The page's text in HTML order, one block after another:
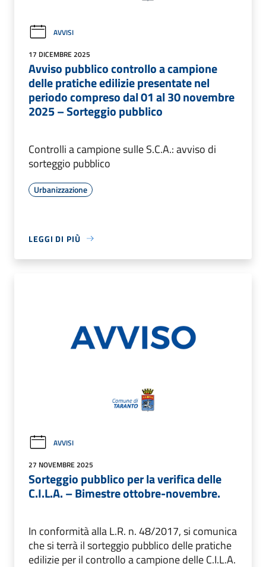
AVVISI
17 DICEMBRE 2025
Avviso pubblico controllo a campione
delle pratiche edilizie presentate nel
periodo compreso dal 01 al 30 novembre
2025 – Sorteggio pubblico
Controlli a campione sulle S.C.A.: avviso di
sorteggio pubblico
Urbanizzazione
LEGGI DI PIÙ
AVVISI
27 NOVEMBRE 2025
Sorteggio pubblico per la verifica delle
C.I.L.A. – Bimestre ottobre-novembre.
In conformità alla L.R. n. 48/2017, si comunica
che si terrà il sorteggio pubblico delle pratiche
edilizie per il controllo a campione delle C.I.L.A.